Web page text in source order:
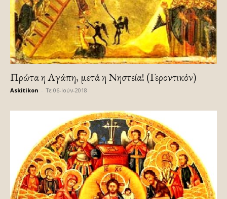
Πρώτα η Αγάπη, μετά η Νηστεία! (Γεροντικόν)
Askitikon Τε 06-Ιούν-2018